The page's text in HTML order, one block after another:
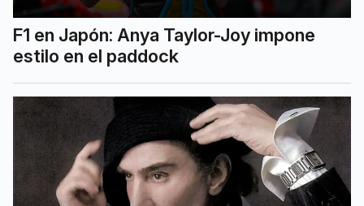
F1 en Japón: Anya Taylor-Joy impone
estilo en el paddock